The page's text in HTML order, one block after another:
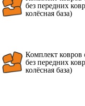
без передних
колёсная база)
Комплект ковров
без передних
колёсная база)